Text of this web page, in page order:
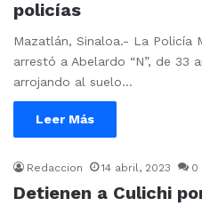
policías
Mazatlán, Sinaloa.- La Policía
arrestó a Abelardo “N”, de 33
arrojando al suelo…
Leer Más
Redaccion 14 abril, 2023 0
Detienen a Culichi